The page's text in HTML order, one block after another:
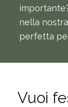
nella
perfetta
Vuoi